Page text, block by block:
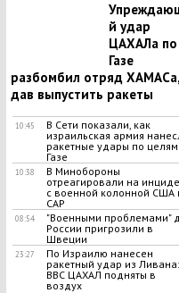
й удар
ЦАХАЛа по
Газе
разбомбил отряд
дав выпустить ракеты
10:45
В Сети показали, как
израильская армия
ракетные удары по
Газе
10:38
В Минобороны
отреагировали на
с военной колонной США
САР
08:54
"Военными проблемами"
России пригрозили в
Швеции
23:27
По Израилю нанесен
ракетный удар из Ливана:
ВВС ЦАХАЛ подняты в
воздух